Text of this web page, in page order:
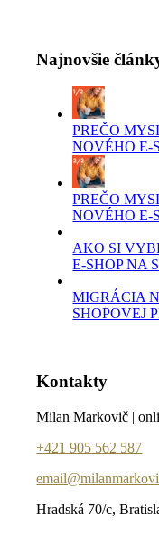
Najnovšie
PREČO
NOVÉHO E-
PREČO
NOVÉHO E-
AKO SI
E-SHOP NA
MIGRÁCIA
SHOPOVEJ
Kontakty
Milan Markovič |
+421 905 562 587
Hradská 70/c,